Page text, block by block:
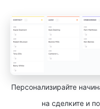
Персонализирайте
на сделките и